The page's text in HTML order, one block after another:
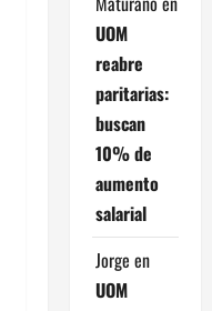
UOM
reabre
paritarias:
buscan
10% de
aumento
salarial
Jorge en
UOM